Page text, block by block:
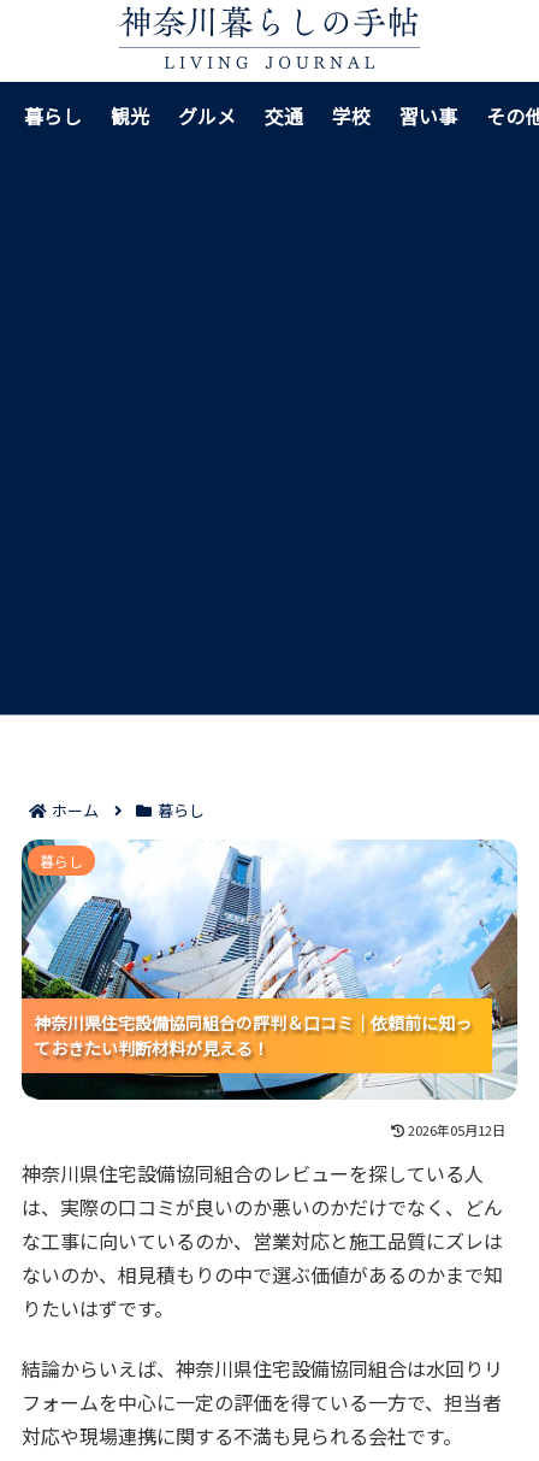
暮らし 観光 グルメ 交通 学校 習い事 その
ホーム 暮らし
神奈川県住宅設備協同組合の評判＆口コミ｜依頼前に
知っておきたい判断材料が見える！
神奈川県住宅設備協同組合の評判＆口コミ｜依頼前に知っ
ておきたい判断材料が見える！
神奈川県住宅設備協同組合の評判＆口コミ｜依頼前に知っ
ておきたい判断材料が見える！
神奈川県住宅設備協同組合の評判＆口コミ｜依頼前に知っ
ておきたい判断材料が見える！
暮らし
2026年05月12日
神奈川県住宅設備協同組合のレビューを探している人
は、実際の口コミが良いのか悪いのかだけでなく、どん
な工事に向いているのか、営業対応と施工品質にズレは
ないのか、相見積もりの中で選ぶ価値があるのかまで知
りたいはずです。
結論からいえば、神奈川県住宅設備協同組合は水回りリ
フォームを中心に一定の評価を得ている一方で、担当者
対応や現場連携に関する不満も見られる会社です。